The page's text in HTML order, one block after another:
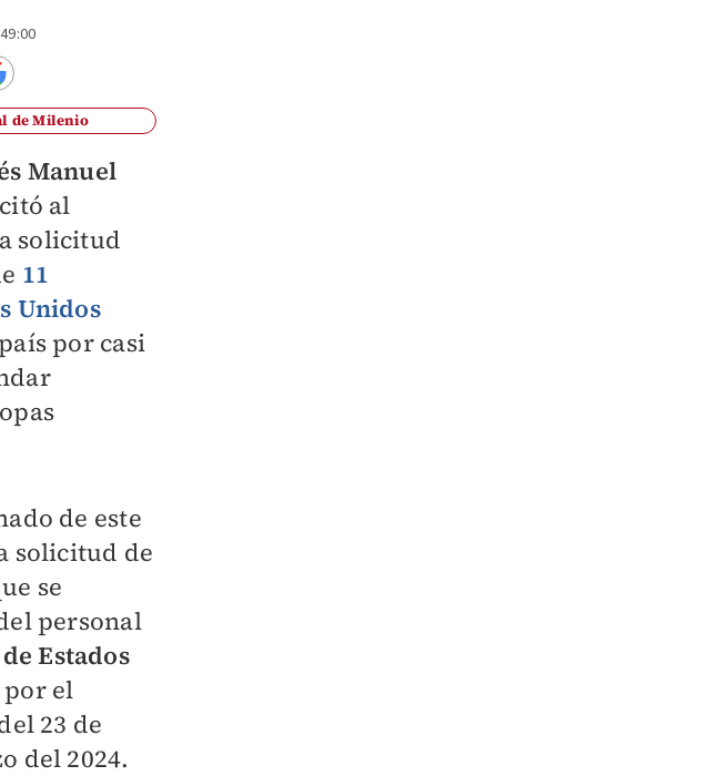
de Milenio
Manuel
al
solicitud
11
Unidos
por casi
de este
solicitud de
se
personal
Estados
el
23 de
del 2024.